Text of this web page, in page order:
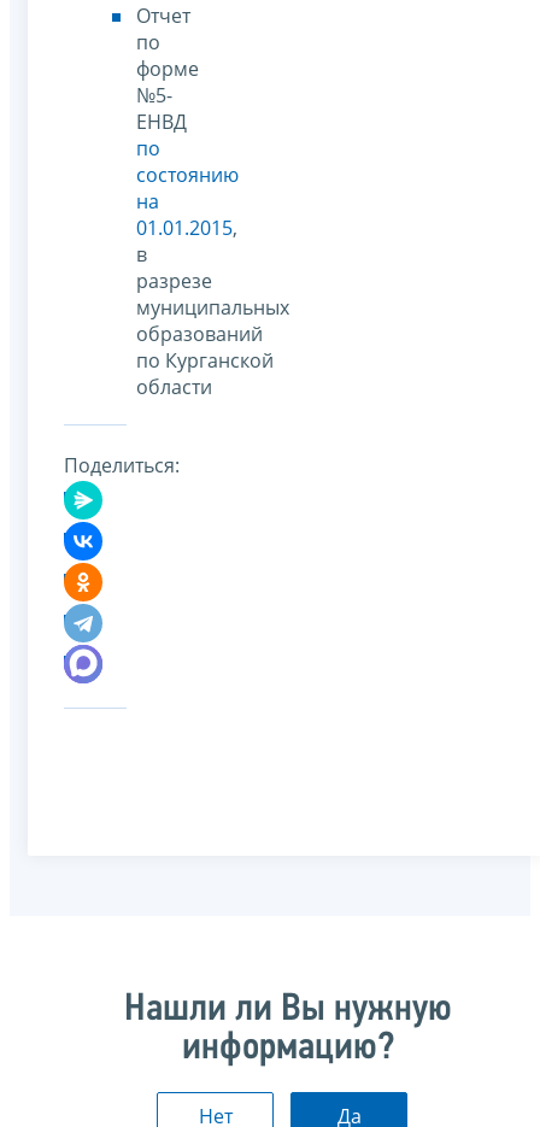
Отчет
по
форме
№5-
ЕНВД
по
состоянию
на
01.01.2015,
в
разрезе
муниципальных
образований
по Курганской
области
Поделиться:
Нашли ли Вы нужную
информацию?
Нет Да